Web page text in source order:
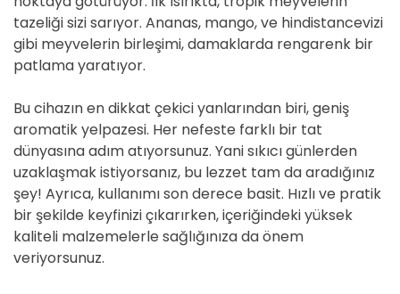
tazeliği sizi sarıyor. Ananas, mango, ve hindistancevizi
gibi meyvelerin birleşimi, damaklarda rengarenk bir
patlama yaratıyor.
Bu cihazın en dikkat çekici yanlarından biri, geniş
aromatik yelpazesi. Her nefeste farklı bir tat
dünyasına adım atıyorsunuz. Yani sıkıcı günlerden
uzaklaşmak istiyorsanız, bu lezzet tam da aradığınız
şey! Ayrıca, kullanımı son derece basit. Hızlı ve pratik
bir şekilde keyfinizi çıkarırken, içeriğindeki yüksek
kaliteli malzemelerle sağlığınıza da önem
veriyorsunuz.